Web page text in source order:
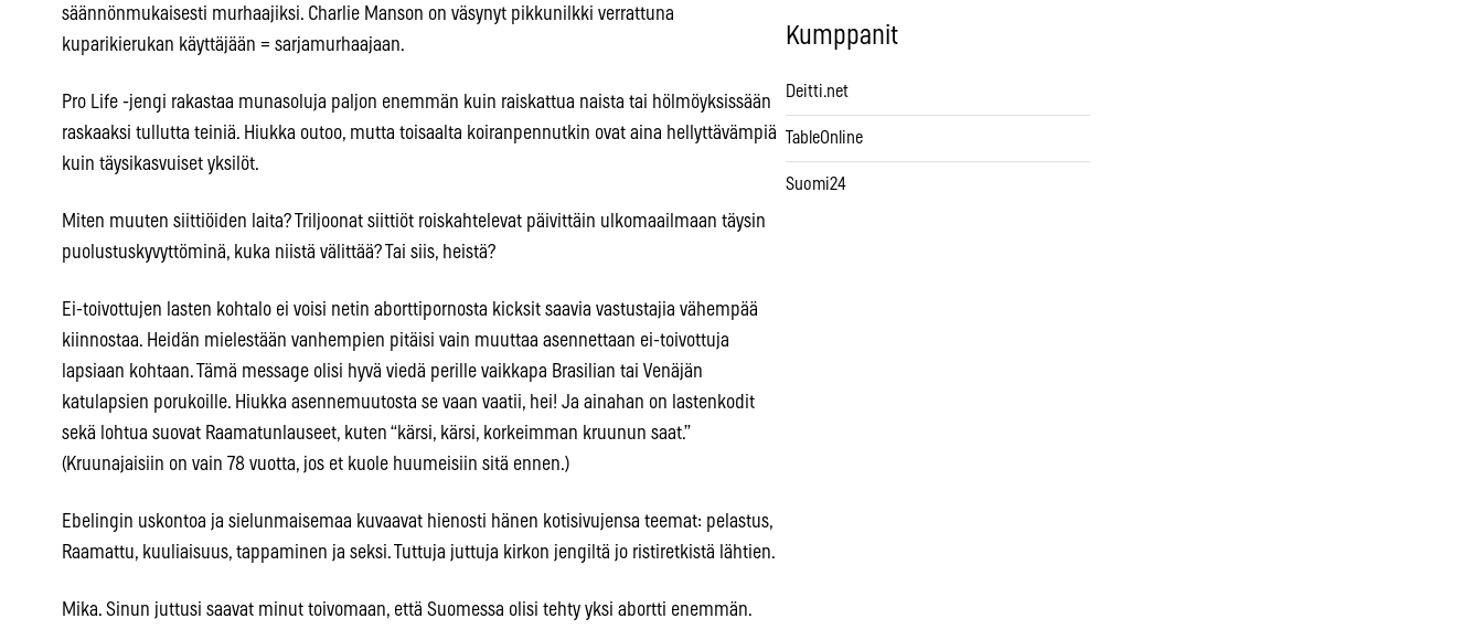
säännönmukaisesti murhaajiksi. Charlie Manson on väsynyt pikkunilkki verrattuna
kuparikierukan käyttäjään = sarjamurhaajaan.
Pro Life -jengi rakastaa munasoluja paljon enemmän kuin raiskattua naista tai hölmöyksissään
raskaaksi tullutta teiniä. Hiukka outoo, mutta toisaalta koiranpennutkin ovat aina hellyttävämpiä
kuin täysikasvuiset yksilöt.
Miten muuten siittiöiden laita? Triljoonat siittiöt roiskahtelevat päivittäin ulkomaailmaan täysin
puolustuskyvyttöminä, kuka niistä välittää? Tai siis, heistä?
Ei-toivottujen lasten kohtalo ei voisi netin aborttipornosta kicksit saavia vastustajia vähempää
kiinnostaa. Heidän mielestään vanhempien pitäisi vain muuttaa asennettaan ei-toivottuja
lapsiaan kohtaan. Tämä message olisi hyvä viedä perille vaikkapa Brasilian tai Venäjän
katulapsien porukoille. Hiukka asennemuutosta se vaan vaatii, hei! Ja ainahan on lastenkodit
sekä lohtua suovat Raamatunlauseet, kuten “kärsi, kärsi, korkeimman kruunun saat.”
(Kruunajaisiin on vain 78 vuotta, jos et kuole huumeisiin sitä ennen.)
Ebelingin uskontoa ja sielunmaisemaa kuvaavat hienosti hänen kotisivujensa teemat: pelastus,
Raamattu, kuuliaisuus, tappaminen ja seksi. Tuttuja juttuja kirkon jengiltä jo ristiretkistä lähtien.
Mika. Sinun juttusi saavat minut toivomaan, että Suomessa olisi tehty yksi abortti enemmän.
Kumppanit
Deitti.net
TableOnline
Suomi24